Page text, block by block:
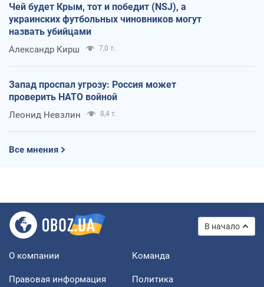
Чей будет Крым, тот и победит (NSJ), а
украинских футбольных чиновников могут
назвать убийцами
Александр Кирш 7,0 т.
Запад проспал угрозу: Россия может
проверить НАТО войной
Леонид Невзлин 8,4 т.
Все мнения
В начало
О компании Команда
Правовая информация
Политика